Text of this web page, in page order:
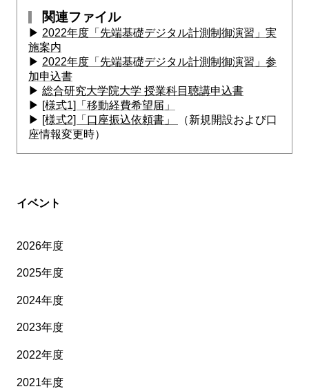
関連ファイル
▶ 2022年度「先端基礎デジタル計測制御演習」実
施案内
▶ 2022年度「先端基礎デジタル計測制御演習」参
加申込書
▶ 総合研究大学院大学 授業科目聴講申込書
▶ [様式1]「移動経費希望届」
▶ [様式2]「口座振込依頼書」
（新規開設および口
座情報変更時）
イベント
2026年度
2025年度
2024年度
2023年度
2022年度
2021年度